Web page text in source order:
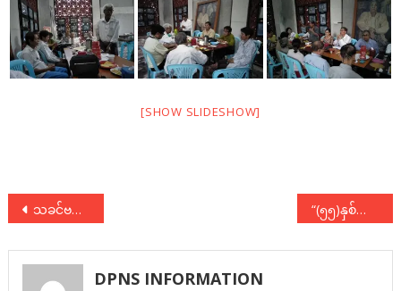
[SHOW SLIDESHOW]
Post
navigation
သခင်​ဗဟိန်း နှစ်​တစ်​ရာပြည့်အထိမ်းအမှတ်​ အခမ်းအနားနှင့် အိုး​ဝေပညာဒါန​ကျောင်းဖွင့်​ပွဲ ကျင်းပ “(၅၅)နှစ်မြောက် ၇-ဇူလိုင် အောက်မေ့ဘွယ် အထိမ်းအမှတ် အခမ်းအနားများသို့ ပေးပို့သည့် DPNS ဗဟိုစည်းရုံးရေး​ကော်မတီ၏ သဝဏ်လွှာ”
DPNS INFORMATION